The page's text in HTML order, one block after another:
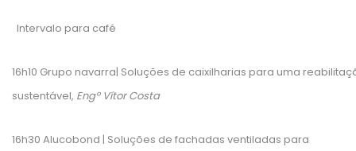
Intervalo para café
16h10 Grupo navarra| Soluções de caixilharias para uma
sustentável, Engº Vítor Costa
16h30 Alucobond | Soluções de fachadas ventiladas para